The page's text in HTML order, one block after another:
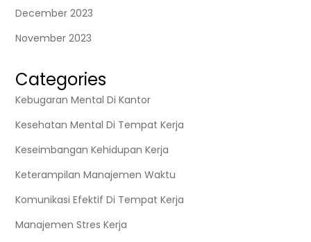
December 2023
November 2023
Categories
Kebugaran Mental Di Kantor
Kesehatan Mental Di Tempat Kerja
Keseimbangan Kehidupan Kerja
Keterampilan Manajemen Waktu
Komunikasi Efektif Di Tempat Kerja
Manajemen Stres Kerja